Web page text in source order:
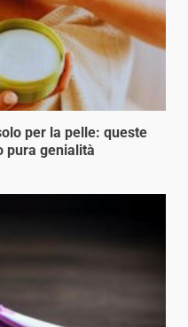
per la pelle: queste
pura genialità